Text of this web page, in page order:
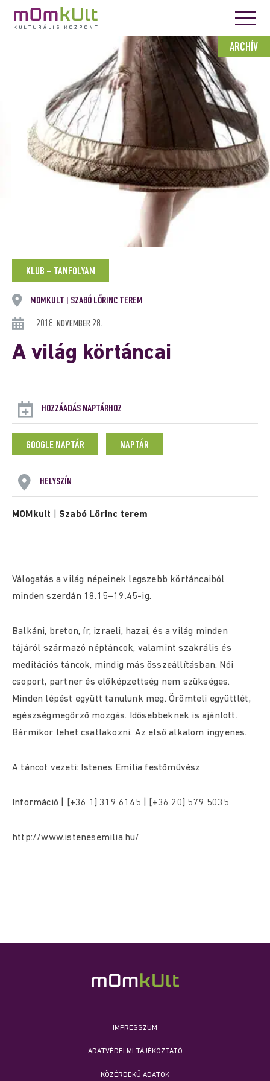
ARCHÍV
KLUB – TANFOLYAM
MOMKULT SZABÓ LŐRINC TEREM
2018. NOVEMBER 28.
A világ körtáncai
HOZZÁADÁS NAPTÁRHOZ
GOOGLE NAPTÁR NAPTÁR
HELYSZÍN
MOMkult |Szabó Lőrinc terem
Válogatás a világ népeinek legszebb körtáncaiból
minden szerdán 18.15–19.45-ig.
Balkáni, breton, ír, izraeli, hazai, és a világ minden
tájáról származó néptáncok, valamint szakrális és
meditációs táncok, mindig más összeállításban. Női
csoport, partner és előképzettség nem szükséges.
Minden lépést együtt tanulunk meg. Örömteli együttlét,
egészségmegőrző mozgás. Idősebbeknek is ajánlott.
Bármikor lehet csatlakozni. Az első alkalom ingyenes.
A táncot vezeti: Istenes Emília festőművész
Információ | [+36 1] 319 6145 | [+36 20] 579 5035
http://www.istenesemilia.hu/
IMPRESSZUM
ADATVÉDELMI TÁJÉKOZTATÓ
KÖZÉRDEKŰ ADATOK